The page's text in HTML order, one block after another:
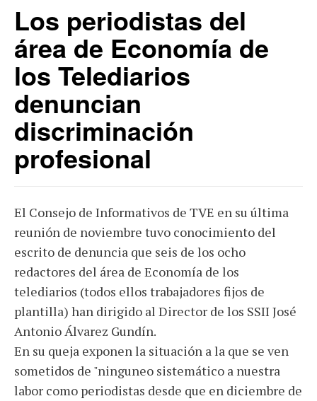
Los periodistas del
área de Economía de
los Telediarios
denuncian
discriminación
profesional
El Consejo de Informativos de TVE en su última
reunión de noviembre tuvo conocimiento del
escrito de denuncia que seis de los ocho
redactores del área de Economía de los
telediarios (todos ellos trabajadores fijos de
plantilla) han dirigido al Director de los SSII José
Antonio Álvarez Gundín.
En su queja exponen la situación a la que se ven
sometidos de "ninguneo sistemático a nuestra
labor como periodistas desde que en diciembre de